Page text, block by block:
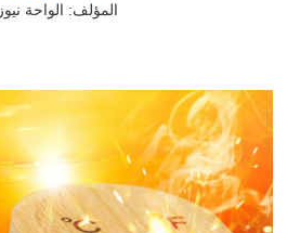
المؤلف: الواحة نيوز